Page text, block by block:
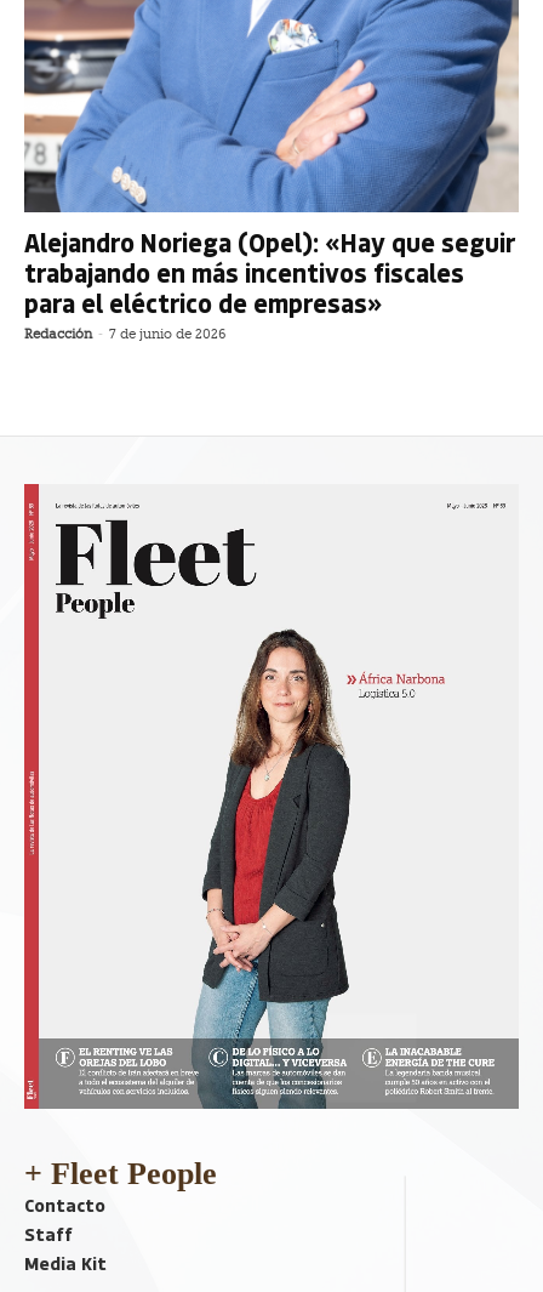
Alejandro Noriega (Opel): «Hay que seguir
trabajando en más incentivos fiscales
para el eléctrico de empresas»
Redacción - 7 de junio de 2026
+ Fleet People
Contacto
Staff
Media Kit